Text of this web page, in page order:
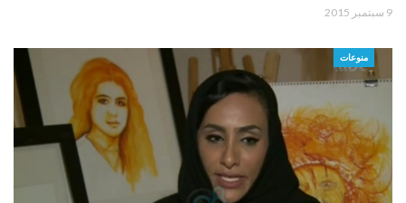
9 سبتمبر 2015
منوعات